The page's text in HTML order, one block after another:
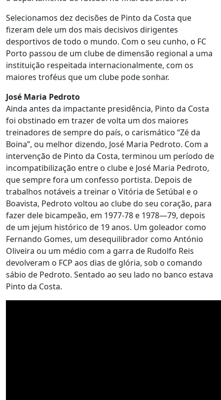
Selecionamos dez decisões de Pinto da Costa que
fizeram dele um dos mais decisivos dirigentes
desportivos de todo o mundo. Com o seu cunho, o FC
Porto passou de um clube de dimensão regional a uma
instituição respeitada internacionalmente, com os
maiores troféus que um clube pode sonhar.
José Maria Pedroto
Ainda antes da impactante presidência, Pinto da Costa
foi obstinado em trazer de volta um dos maiores
treinadores de sempre do país, o carismático “Zé da
Boina”, ou melhor dizendo, José Maria Pedroto. Com a
intervenção de Pinto da Costa, terminou um período de
incompatibilização entre o clube e José Maria Pedroto,
que sempre fora um confesso portista. Depois de
trabalhos notáveis a treinar o Vitória de Setúbal e o
Boavista, Pedroto voltou ao clube do seu coração, para
fazer dele bicampeão, em 1977-78 e 1978—79, depois
de um jejum histórico de 19 anos. Um goleador como
Fernando Gomes, um desequilibrador como António
Oliveira ou um médio com a garra de Rudolfo Reis
devolveram o FCP aos dias de glória, sob o comando
sábio de Pedroto. Sentado ao seu lado no banco estava
Pinto da Costa.